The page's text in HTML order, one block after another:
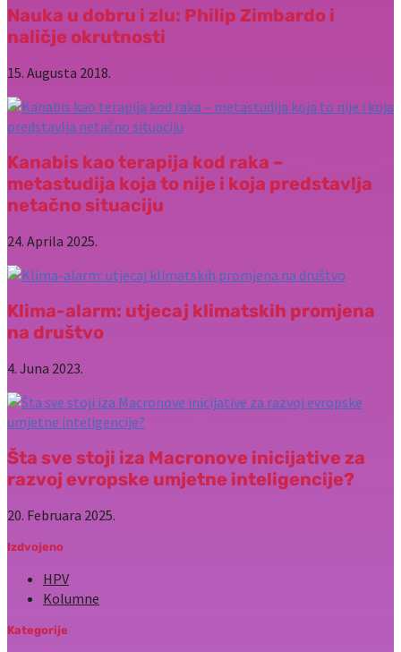
Nauka u dobru i zlu: Philip Zimbardo i
naličje okrutnosti
15. Augusta 2018.
Kanabis kao terapija kod raka –
metastudija koja to nije i koja predstavlja
netačno situaciju
24. Aprila 2025.
Klima-alarm: utjecaj klimatskih promjena
na društvo
4. Juna 2023.
Šta sve stoji iza Macronove inicijative za
razvoj evropske umjetne inteligencije?
20. Februara 2025.
Izdvojeno
HPV
Kolumne
Kategorije